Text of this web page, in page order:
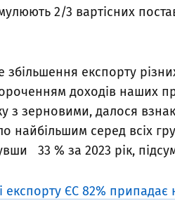
2/3 вартісних
експорту
доходів наших
з зерновими, далося
найбільшим серед всіх
33 % за 2023 рік,
експорту ЄС 82%